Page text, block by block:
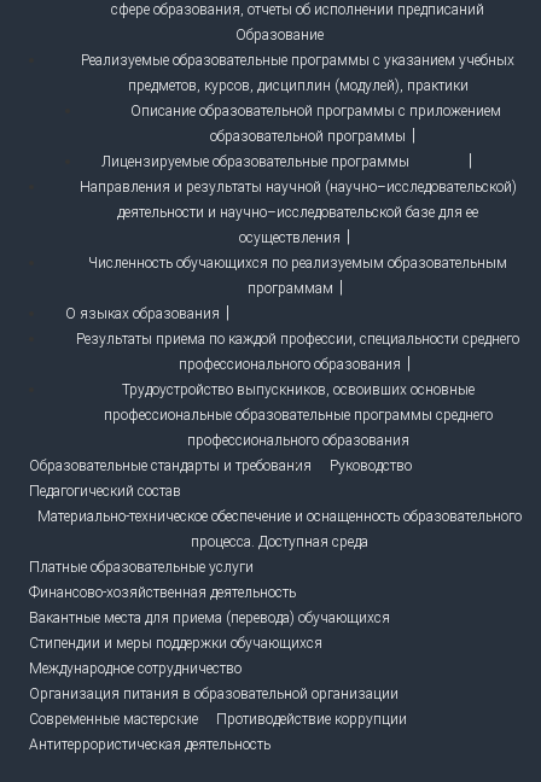
сфере образования, отчеты об исполнении предписаний
Образование
Реализуемые образовательные программы с указанием учебных
предметов, курсов, дисциплин (модулей), практики
Описание образовательной программы с приложением
образовательной программы
Лицензируемые образовательные программы
Направления и результаты научной (научно–исследовательской)
деятельности и научно–исследовательской базе для ее
осуществления
Численность обучающихся по реализуемым образовательным
программам
О языках образования
Результаты приема по каждой профессии, специальности среднего
профессионального образования
Трудоустройство выпускников, освоивших основные
профессиональные образовательные программы среднего
профессионального образования
Образовательные стандарты и требования
Руководство
Педагогический состав
Материально-техническое обеспечение и оснащенность образовательного
процесса. Доступная среда
Платные образовательные услуги
Финансово-хозяйственная деятельность
Вакантные места для приема (перевода) обучающихся
Стипендии и меры поддержки обучающихся
Международное сотрудничество
Организация питания в образовательной организации
Современные мастерские
Противодействие коррупции
Антитеррористическая деятельность